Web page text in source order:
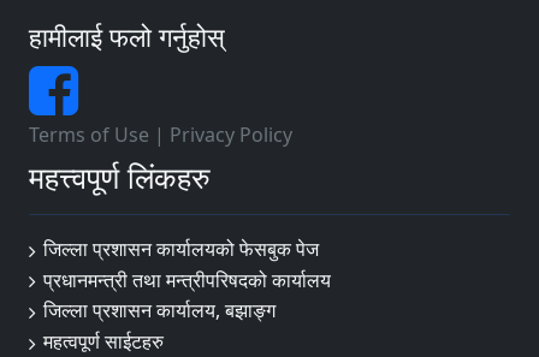
हामीलाई फलो गर्नुहोस्
Terms of Use | Privacy Policy
महत्त्वपूर्ण लिंकहरु
जिल्ला प्रशासन कार्यालयको फेसबुक पेज
प्रधानमन्त्री तथा मन्त्रीपरिषदको कार्यालय
जिल्ला प्रशासन कार्यालय, बझाङ्ग
महत्वपूर्ण साईटहरु